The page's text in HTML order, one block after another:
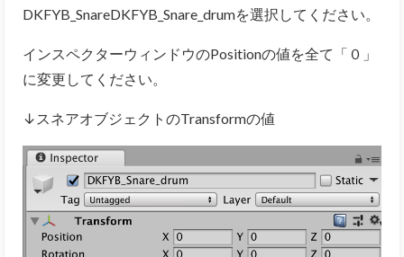
DKFYB_SnareDKFYB_Snare_drumを選択してください。
インスペクターウィンドウのPositionの値を全て「０」
に変更してください。
↓スネアオブジェクトのTransformの値